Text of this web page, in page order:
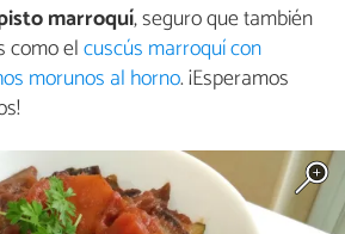
marroquí, seguro que también
como elcuscús marroquí con
morunos al horno. ¡Esperamos